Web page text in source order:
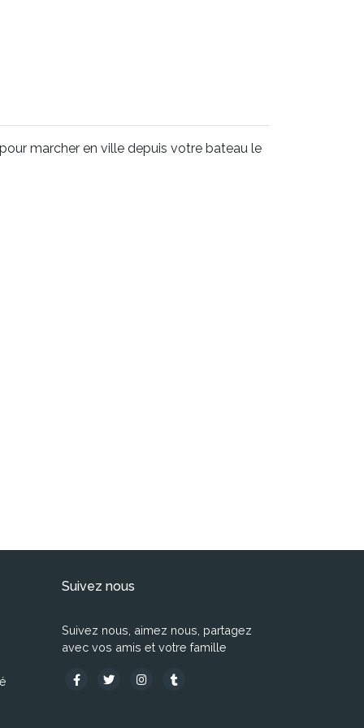
marcher en ville depuis votre bateau le
Suivez nous
Suivez nous, aimez nous, partagez
avec vos amis et votre famille